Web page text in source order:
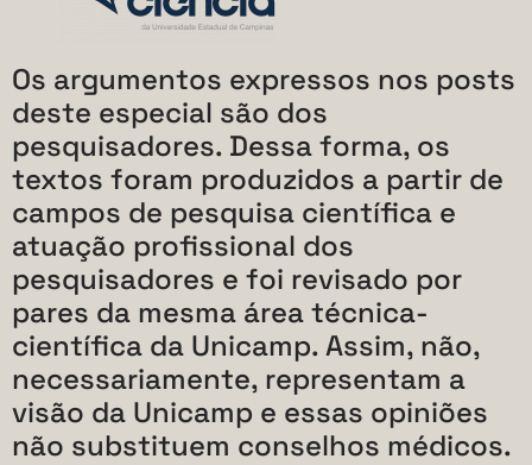
Os argumentos expressos nos posts
deste especial são dos
pesquisadores. Dessa forma, os
textos foram produzidos a partir de
campos de pesquisa científica e
atuação profissional dos
pesquisadores e foi revisado por
pares da mesma área técnica-
científica da Unicamp. Assim, não,
necessariamente, representam a
visão da Unicamp e essas opiniões
não substituem conselhos médicos.